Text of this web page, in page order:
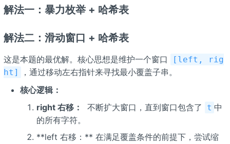
解法一：暴力枚举 + 哈希表
解法二：滑动窗口 + 哈希表
这是本题的最优解。核心思想是维护一个窗口
[left, rig
ht]
，通过移动左右指针来寻找最小覆盖子串。
核心逻辑：
right 右移：
​ 不断扩大窗口，直到窗口包含了 t 中
的所有字符。
**left 右移：**​ 在满足覆盖条件的前提下，尝试缩